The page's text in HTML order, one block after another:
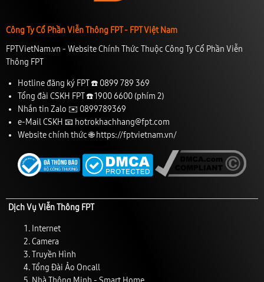
Công Ty Cổ Phần Viễn Thông FPT - FPT Việt Nam
FPTVietNam.vn - Website Chính Thức Thuộc Công Ty Cổ Phần Viễn
Thông FPT
Hotline đăng ký FPT ☎️ 0899 789 369
Tổng đài CSKH FPT ☎️1900 6600(phím 2)
Nhắn tin Zalo ✉️ 0899789369
e-Mail CSKH 📧 hotrokhachhang@fpt.com
Website chính thức 🌐 https://fptvietnam.vn/
Dịch Vụ Viễn Thông FPT
Internet
Camera
Truyền Hình
Tổng Đài Ảo Oncall